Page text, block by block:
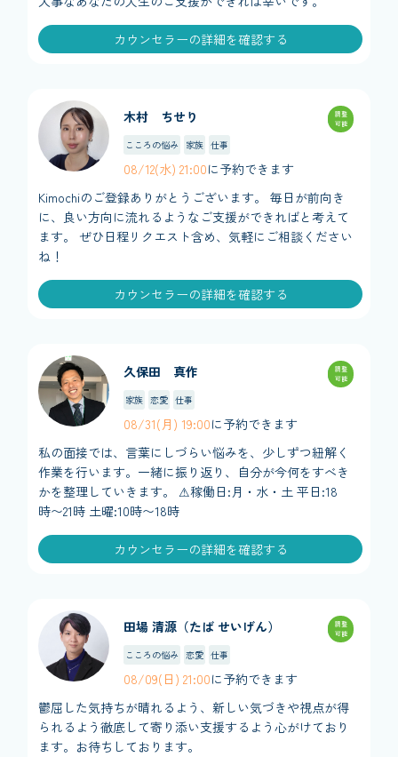
カウンセラーの詳細を確認する
木村 ちせり
こころの悩み 家族 仕事
08/12(水) 21:00に予約できます
Kimochiのご登録ありがとうございます。 毎日が前向き
に、良い方向に流れるようなご支援ができればと考えて
ます。 ぜひ日程リクエスト含め、気軽にご相談ください
ね！
カウンセラーの詳細を確認する
調整
可能
久保田 真作
家族 恋愛 仕事
08/31(月) 19:00に予約できます
私の面接では、言葉にしづらい悩みを、少しずつ紐解く
作業を行います。一緒に振り返り、自分が今何をすべき
かを整理していきます。 ⚠︎稼働日:月・水・土 平日:18
時〜21時 土曜:10時〜18時
カウンセラーの詳細を確認する
調整
可能
田場 清源（たば せいげん）
こころの悩み 恋愛 仕事
08/09(日) 21:00に予約できます
鬱屈した気持ちが晴れるよう、新しい気づきや視点が得
られるよう徹底して寄り添い支援するよう心がけており
ます。お待ちしております。
調整
可能